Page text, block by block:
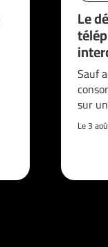
Le
Sauf
sur
Le 3